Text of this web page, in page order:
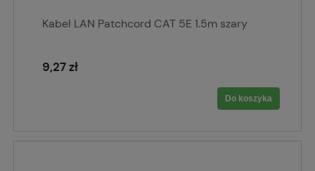
Kabel LAN Patchcord CAT 5E 1.5m szary
9,27 zł
Do koszyka